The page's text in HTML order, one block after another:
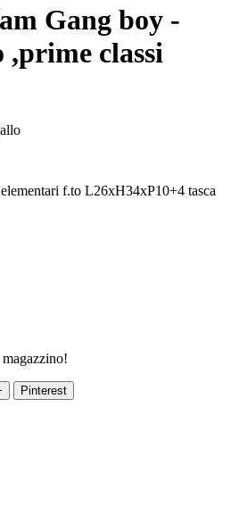
Gang boy -
,prime classi
f.to L26xH34xP10+4 tasca
Pinterest